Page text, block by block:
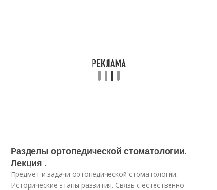
Разделы ортопедической стоматологии.
Лекция .
Предмет и задачи ортопедической стоматологии.
Исторические этапы развития. Связь с естественно-